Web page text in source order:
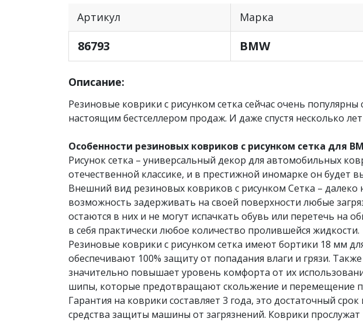
Артикул
86793
Марка
BMW
Описание:
Резиновые коврики с рисунком сетка сейчас очень
настоящим бестселлером продаж. И даже спустя несколько
Особенности резиновых ковриков с рисунком сетка для
Рисунок сетка – универсальный декор для автомобильных
отечественной классике, и в престижной иномарке он будет
Внешний вид резиновых ковриков с рисунком Сетка –
возможность задерживать на своей поверхности любые
остаются в них и не могут испачкать обувь или перетечь на
в себя практически любое количество пролившейся жидкости.
Резиновые коврики с рисунком сетка​ имеют бортики 18 мм
обеспечивают 100% защиту от попадания влаги и грязи.
значительно повышает уровень комфорта от их
шипы, которые предотвращают скольжение и перемещение
Гарантия на коврики составляет 3 года, это достаточный
средства защиты машины от загрязнений. Коврики прослужат